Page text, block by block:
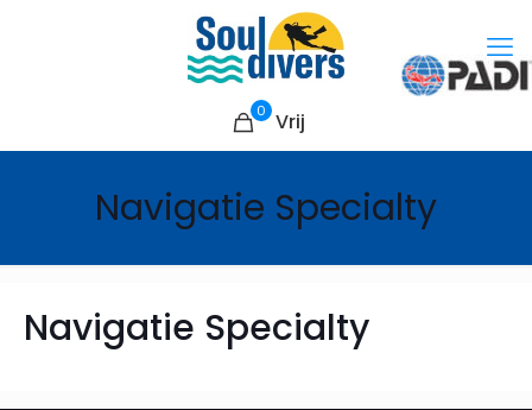
0 Vrij
Navigatie Specialty
Navigatie Specialty